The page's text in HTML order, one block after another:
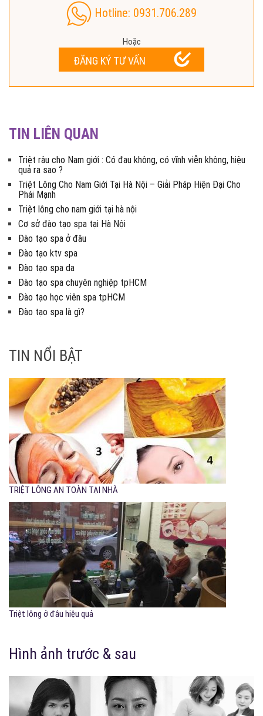
Hotline: 0931.706.289
Hoặc
ĐĂNG KÝ TƯ VẤN
TIN LIÊN QUAN
Triệt râu cho Nam giới : Có đau không, có vĩnh viễn không, hiệu
quả ra sao ?
Triệt Lông Cho Nam Giới Tại Hà Nội – Giải Pháp Hiện Đại Cho
Phái Mạnh
Triệt lông cho nam giới tại hà nội
Cơ sở đào tạo spa tại Hà Nội
Đào tạo spa ở đâu
Đào tạo ktv spa
Đào tạo spa da
Đào tạo spa chuyên nghiệp tpHCM
Đào tạo học viên spa tpHCM
Đào tạo spa là gì?
TIN NỔI BẬT
TRIỆT LÔNG AN TOÀN TẠI NHÀ
Triệt lông ở đâu hiệu quả
Hình ảnh trước & sau